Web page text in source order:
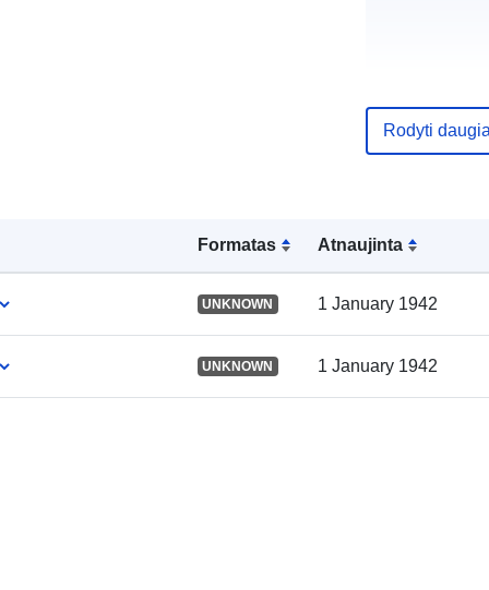
Formatas Atnaujinta
UNKNOWN 1 January 1942
UNKNOWN 1 January 1942
Katalogo
Erdviniai
Rodyti